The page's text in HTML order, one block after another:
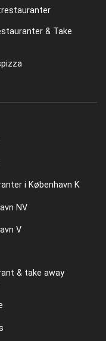
& Take
i København K
NV
V
& take away